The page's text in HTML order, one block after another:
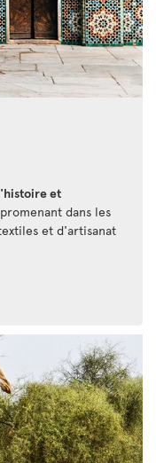
et
dans les
et d'artisanat